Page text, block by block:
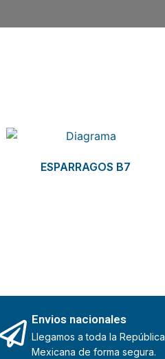
ESPARRAGOS B7
Envios nacionales
Llegamos a toda la República
Mexicana de forma segura.